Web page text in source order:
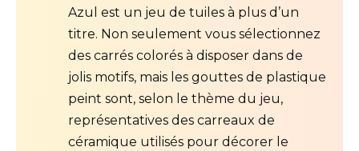
Azul est un jeu de tuiles à plus d’un
titre. Non seulement vous sélectionnez
des carrés colorés à disposer dans de
jolis motifs, mais les gouttes de plastique
peint sont, selon le thème du jeu,
représentatives des carreaux de
céramique utilisés pour décorer le